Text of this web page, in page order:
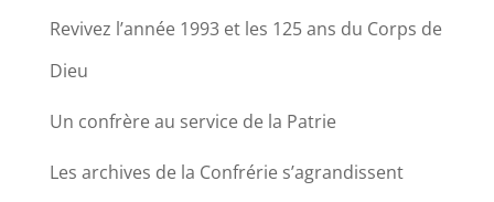
Revivez l’année 1993 et les 125 ans du Corps de
Dieu
Un confrère au service de la Patrie
Les archives de la Confrérie s’agrandissent